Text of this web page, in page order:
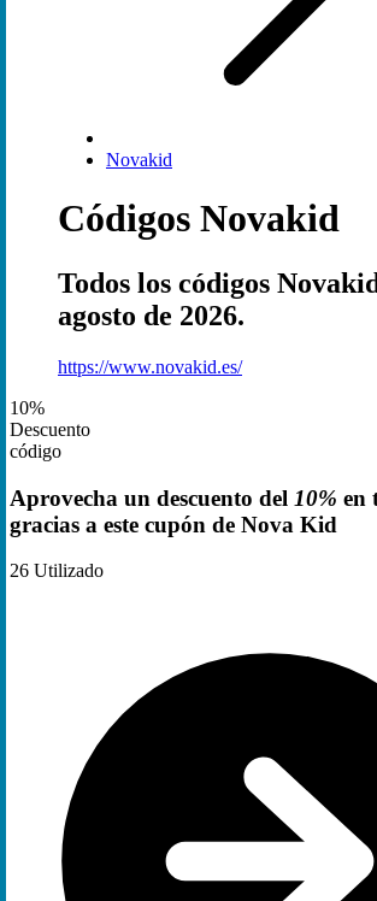
Novakid
Códigos Novakid
Todos los códigos
agosto de 2026.
https://www.novakid.es/
10%
Descuento
código
Aprovecha un descuento del 10% en
gracias a este cupón de Nova Kid
26 Utilizado